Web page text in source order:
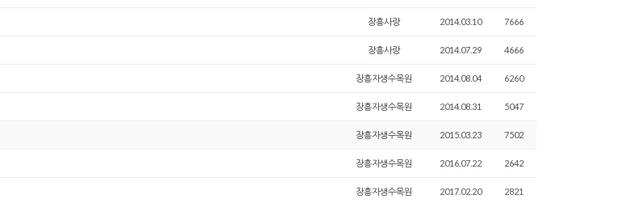
장흥사랑 2014.03.10 7666
장흥사랑 2014.07.29 4666
장흥자생수목원 2014.08.04 6260
장흥자생수목원 2014.08.31 5047
장흥자생수목원 2015.03.23 7502
장흥자생수목원 2016.07.22 2642
장흥자생수목원 2017.02.20 2821